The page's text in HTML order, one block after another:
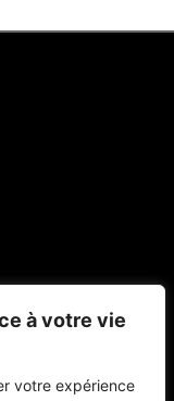
à votre vie
votre expérience